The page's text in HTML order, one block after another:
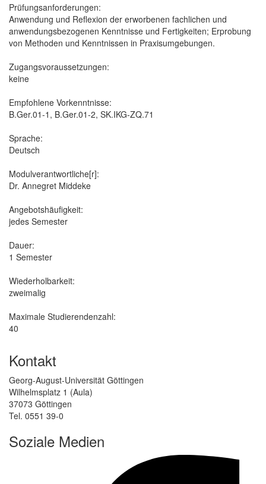
Prüfungsanforderungen:
Anwendung und Reflexion der erworbenen fachlichen und
anwendungsbezogenen Kenntnisse und Fertigkeiten; Erprobung
von Methoden und Kenntnissen in Praxisumgebungen.
Zugangsvoraussetzungen:
keine
Empfohlene Vorkenntnisse:
B.Ger.01-1, B.Ger.01-2, SK.IKG-ZQ.71
Sprache:
Deutsch
Modulverantwortliche[r]:
Dr. Annegret Middeke
Angebotshäufigkeit:
jedes Semester
Dauer:
1 Semester
Wiederholbarkeit:
zweimalig
Maximale Studierendenzahl:
40
Kontakt
Georg-August-Universität Göttingen
Wilhelmsplatz 1 (Aula)
37073 Göttingen
Tel. 0551 39-0
Soziale Medien